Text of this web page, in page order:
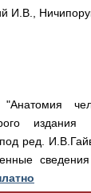
И.В.,
ред.